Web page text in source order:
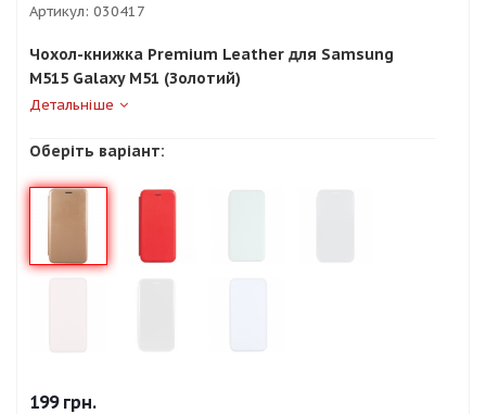
Артикул: 030417
Чохол-книжка Premium Leather для Samsung
M515 Galaxy M51 (Золотий)
Детальніше
Оберіть варіант:
199грн.